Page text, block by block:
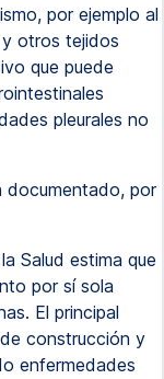
por ejemplo al
y otros tejidos
que puede
pleurales no
documentado, por
Salud estima que
por sí sola
El principal
construcción y
enfermedades